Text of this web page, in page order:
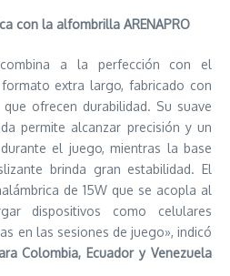
con la alfombrilla ARENAPRO
a la perfección con el
formato extra largo, fabricado con
ofrecen durabilidad. Su suave
permite alcanzar precisión y un
el juego, mientras la base
brinda gran estabilidad. El
de 15W que se acopla al
dispositivos como celulares
en las sesiones de juego», indicó
Colombia, Ecuador y Venezuela